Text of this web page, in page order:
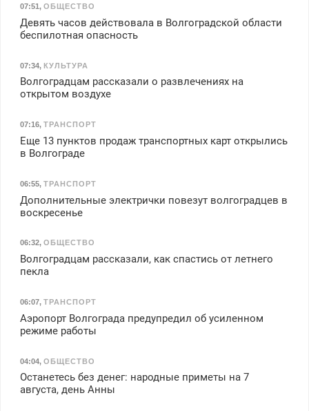
07:51, ОБЩЕСТВО
Девять часов действовала в Волгоградской области
беспилотная опасность
07:34, КУЛЬТУРА
Волгоградцам рассказали о развлечениях на
открытом воздухе
07:16, ТРАНСПОРТ
Еще 13 пунктов продаж транспортных карт открылись
в Волгограде
06:55, ТРАНСПОРТ
Дополнительные электрички повезут волгоградцев в
воскресенье
06:32, ОБЩЕСТВО
Волгоградцам рассказали, как спастись от летнего
пекла
06:07, ТРАНСПОРТ
Аэропорт Волгограда предупредил об усиленном
режиме работы
04:04, ОБЩЕСТВО
Останетесь без денег: народные приметы на 7
августа, день Анны